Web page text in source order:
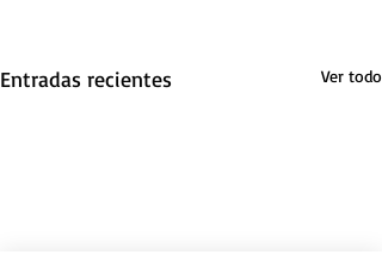
Entradas recientes Ver todo